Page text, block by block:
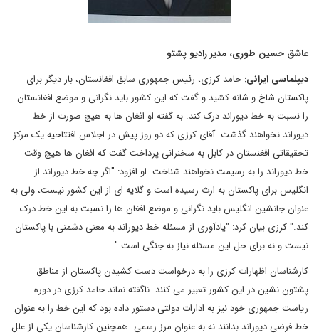
عاشق حسین طوری، مدیر رادیو پشتو
دیپلماسی ایرانی: حامد کرزی، رئیس جمهوری سابق افغانستان، بار دیگر برای
پاکستان شاخ و شانه کشید و گفت که این کشور باید نگرانی و موضع افغانستان
را نسبت به خط دیوراند درک کند. به گفته او افغان ها به هیچ صورت از خط
دیوراند نخواهند گذشت. آقای کرزی که دو روز پیش در اجلاس افتتاحیه یک مرکز
تحقیقاتی افغنستان در کابل به سخنرانی پرداخت گفت که افغان ها هیچ وقت
خط دیوراند را به رسیمت نخواهند شناخت. او افزود: "اگر چه خط دیوراند از
انگلیس برای پاکستان به ارث رسیده است و گلایه ای از این کشور نیست، ولی به
عنوان جانشین انگلیس باید نگرانی و موضع افغان ها را نسبت به این خط درک
کند." کرزی بیان کرد: "یادآوری از مسئله خط دیوراند به معنی دشمنی با پاکستان
نیست و نه برای حل این مسئله نیاز به جنگی است."
کارشناسان اظهارات کرزی را به درخواست دست کشیدن پاکستان از مناطق
پشتون نشین در این کشور تعبیر می کنند. ناگفته نماند حامد کرزی در دوره
ریاست جمهوری خود نیز به ادارات دولتی دستور داده بود که این خط را به عنوان
خط فرضی دیوراند بدانند نه به عنوان مرز رسمی. همچنین کارشناسان یکی از علل